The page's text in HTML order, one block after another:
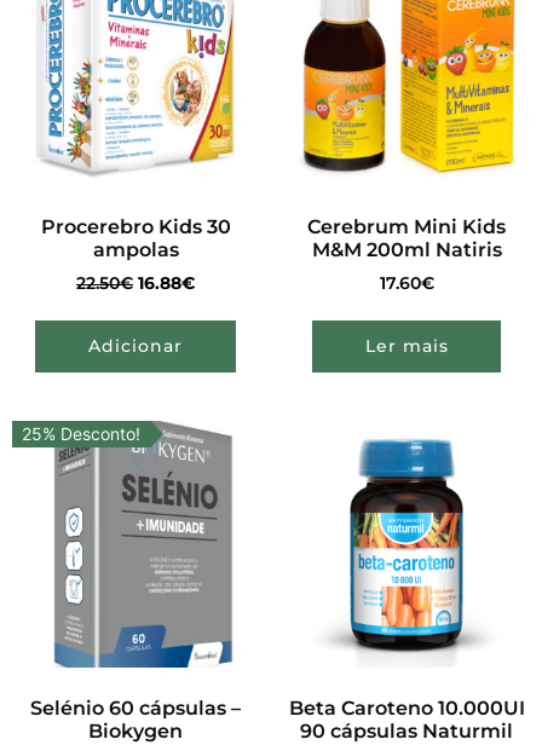
Procerebro Kids 30
ampolas
22.50€ 16.88€
Adicionar
Cerebrum Mini Kids
M&M 200ml Natiris
17.60€
Ler mais
25% Desconto!
Selénio 60 cápsulas –
Biokygen
Beta Caroteno 10.000UI
90 cápsulas Naturmil